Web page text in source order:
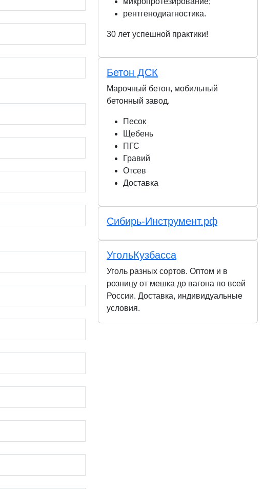
рентгенодиагностика.
30 лет успешной практики!
Бетон ДСК
Марочный бетон, мобильный
бетонный завод.
Песок
Щебень
ПГС
Гравий
Отсев
Доставка
Сибирь-Инструмент.рф
УгольКузбасса
Уголь разных сортов. Оптом и в
розницу от мешка до вагона по всей
России. Доставка, индивидуальные
условия.